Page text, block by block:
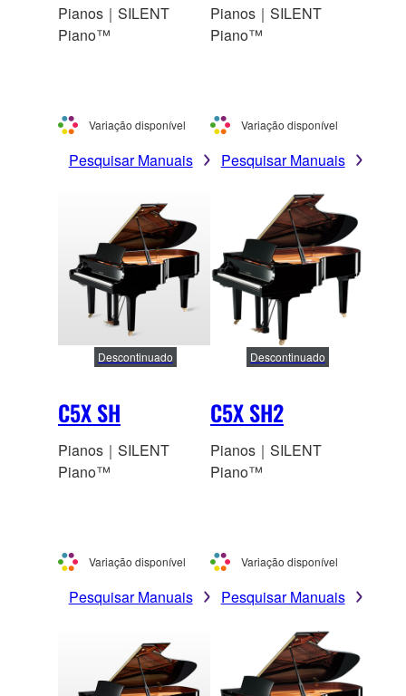
Pianos｜SILENT
Piano™
Variação disponível
Pesquisar Manuais
Pianos｜SILENT
Piano™
Variação disponível
Pesquisar Manuais
C5X SH
Descontinuado
Pianos｜SILENT
Piano™
Variação disponível
Pesquisar Manuais
C5X SH2
Descontinuado
Pianos｜SILENT
Piano™
Variação disponível
Pesquisar Manuais